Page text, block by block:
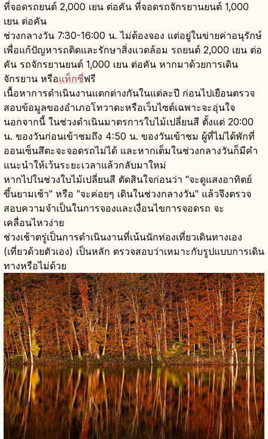
ที่จอดรถยนต์ 2,000 เยน ต่อคัน ที่จอดรถจักรยานยนต์ 1,000
เยน ต่อคัน
ช่วงกลางวัน 7:30-16:00 น. ไม่ต้องจอง แต่อยู่ในข่ายค่าอนุรักษ์
เพื่อแก้ปัญหารถติดและรักษาสิ่งแวดล้อม รถยนต์ 2,000 เยน ต่อ
คัน รถจักรยานยนต์ 1,000 เยน ต่อคัน หากมาด้วยการเดิน
จักรยาน หรือแท็กซี่ฟรี
เนื้อหาการดำเนินงานแตกต่างกันในแต่ละปี ก่อนไปเยือนตรวจ
สอบข้อมูลของอำเภอโทวาดะหรือเว็บไซต์เฉพาะจะอุ่นใจ
นอกจากนี้ ในช่วงดำเนินมาตรการใบไม้เปลี่ยนสี ตั้งแต่ 20:00
น. ของวันก่อนเข้าชมถึง 4:50 น. ของวันเข้าชม ผู้ที่ไม่ได้พักที่
ออนเซ็นสึตะจะจอดรถไม่ได้ และหากเต็มในช่วงกลางวันก็มีคำ
แนะนำให้เว้นระยะเวลาแล้วกลับมาใหม่
หากไปในช่วงใบไม้เปลี่ยนสี ตัดสินใจก่อนว่า "จะดูแสงอาทิตย์
ขึ้นยามเช้า" หรือ "จะค่อยๆ เดินในช่วงกลางวัน" แล้วจึงตรวจ
สอบความจำเป็นในการจองและเงื่อนไขการจอดรถ จะ
เคลื่อนไหวง่าย
ช่วงเช้าตรู่เป็นการดำเนินงานที่เน้นนักท่องเที่ยวเดินทางเอง
(เที่ยวด้วยตัวเอง) เป็นหลัก ตรวจสอบว่าเหมาะกับรูปแบบการเดิน
ทางหรือไม่ด้วย